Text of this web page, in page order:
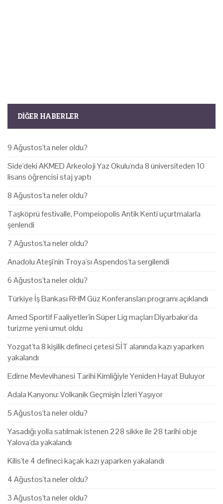
DIĞER HABERLER
9 Ağustos'ta neler oldu?
Side'deki AKMED Arkeoloji Yaz Okulu'nda 8 üniversiteden 10
lisans öğrencisi staj yaptı
8 Ağustos'ta neler oldu?
Taşköprü festivalle, Pompeiopolis Antik Kenti uçurtmalarla
şenlendi
7 Ağustos'ta neler oldu?
Anadolu Ateşi'nin Troya'sı Aspendos'ta sergilendi
6 Ağustos'ta neler oldu?
Türkiye İş Bankası RHM Güz Konferansları programı açıklandı
Amed Sportif Faaliyetler'in Süper Lig maçları Diyarbakır'da
turizme yeni umut oldu
Yozgat'ta 8 kişilik defineci çetesi SİT alanında kazı yaparken
yakalandı
Edirne Mevlevihanesi Tarihi Kimliğiyle Yeniden Hayat Buluyor
Adala Kanyonu: Volkanik Geçmişin İzleri Yaşıyor
5 Ağustos'ta neler oldu?
Yasadığı yolla satılmak istenen 228 sikke ile 28 tarihi obje
Yalova'da yakalandı
Kilis'te 4 defineci kaçak kazı yaparken yakalandı
4 Ağustos'ta neler oldu?
3 Ağustos'ta neler oldu?